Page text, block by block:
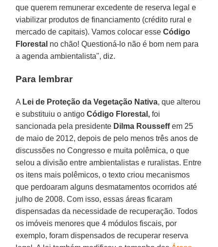
que querem remunerar excedente de reserva legal e
viabilizar produtos de financiamento (crédito rural e
mercado de capitais). Vamos colocar esseCódigo
Florestal no chão! Questioná-lo não é bom nem para
a agenda ambientalista", diz.
Para lembrar
A Lei de Proteção da Vegetação Nativa, que alterou
e substituiu o antigoCódigo Florestal, foi
sancionada pela presidente Dilma Rousseffem 25
de maio de 2012, depois de pelo menos três anos de
discussões no Congresso e muita polêmica, o que
selou a divisão entre ambientalistas e ruralistas. Entre
os itens mais polêmicos, o texto criou mecanismos
que perdoaram alguns desmatamentos ocorridos até
julho de 2008. Com isso, essas áreas ficaram
dispensadas da necessidade de recuperação. Todos
os imóveis menores que 4 módulos fiscais, por
exemplo, foram dispensados de recuperar reserva